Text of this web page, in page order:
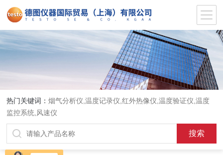
热门关键词：烟气分析仪,温度记录仪,红外热像仪,温度验证仪,温度
监控系统,风速仪